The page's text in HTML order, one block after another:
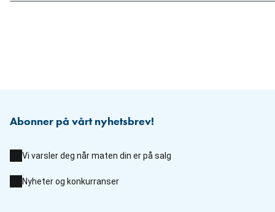
Abonner på vårt nyhetsbrev!
Vi varsler deg når maten din er på salg
Nyheter og konkurranser